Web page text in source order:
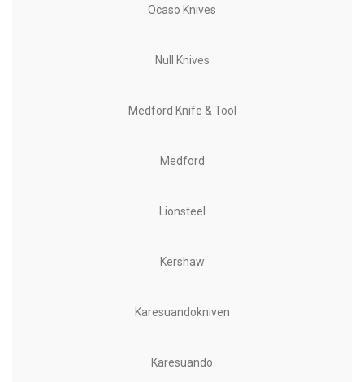
Ocaso Knives
Null Knives
Medford Knife & Tool
Medford
Lionsteel
Kershaw
Karesuandokniven
Karesuando